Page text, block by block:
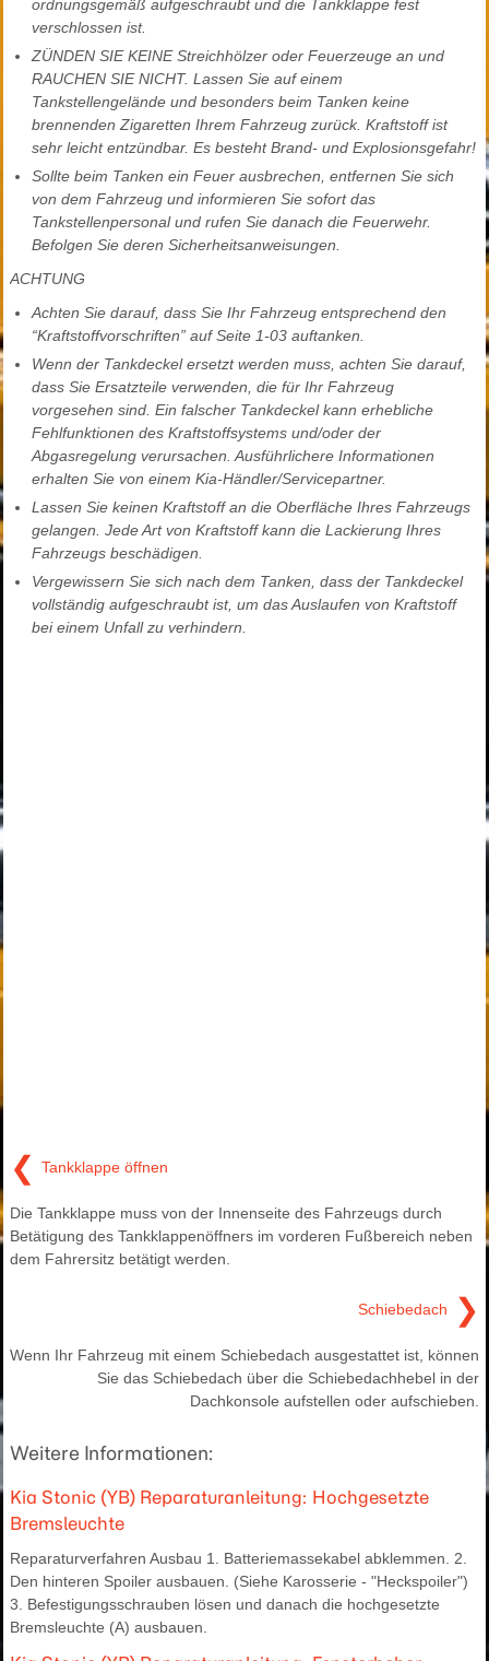
ordnungsgemäß aufgeschraubt und die Tankklappe fest
verschlossen ist.
ZÜNDEN SIE KEINE Streichhölzer oder Feuerzeuge an und
RAUCHEN SIE NICHT. Lassen Sie auf einem
Tankstellengelände und besonders beim Tanken keine
brennenden Zigaretten Ihrem Fahrzeug zurück. Kraftstoff ist
sehr leicht entzündbar. Es besteht Brand- und Explosionsgefahr!
Sollte beim Tanken ein Feuer ausbrechen, entfernen Sie sich
von dem Fahrzeug und informieren Sie sofort das
Tankstellenpersonal und rufen Sie danach die Feuerwehr.
Befolgen Sie deren Sicherheitsanweisungen.
ACHTUNG
Achten Sie darauf, dass Sie Ihr Fahrzeug entsprechend den
“Kraftstoffvorschriften” auf Seite 1-03 auftanken.
Wenn der Tankdeckel ersetzt werden muss, achten Sie darauf,
dass Sie Ersatzteile verwenden, die für Ihr Fahrzeug
vorgesehen sind. Ein falscher Tankdeckel kann erhebliche
Fehlfunktionen des Kraftstoffsystems und/oder der
Abgasregelung verursachen. Ausführlichere Informationen
erhalten Sie von einem Kia-Händler/Servicepartner.
Lassen Sie keinen Kraftstoff an die Oberfläche Ihres Fahrzeugs
gelangen. Jede Art von Kraftstoff kann die Lackierung Ihres
Fahrzeugs beschädigen.
Vergewissern Sie sich nach dem Tanken, dass der Tankdeckel
vollständig aufgeschraubt ist, um das Auslaufen von Kraftstoff
bei einem Unfall zu verhindern.
❮ Tankklappe öffnen
Die Tankklappe muss von der Innenseite des Fahrzeugs durch
Betätigung des Tankklappenöffners im vorderen Fußbereich neben
dem Fahrersitz betätigt werden.
Schiebedach ❯
Wenn Ihr Fahrzeug mit einem Schiebedach ausgestattet ist, können
Sie das Schiebedach über die Schiebedachhebel in der
Dachkonsole aufstellen oder aufschieben.
Weitere Informationen:
Kia Stonic (YB) Reparaturanleitung: Hochgesetzte
Bremsleuchte
Reparaturverfahren Ausbau 1. Batteriemassekabel abklemmen. 2.
Den hinteren Spoiler ausbauen. (Siehe Karosserie - "Heckspoiler")
3. Befestigungsschrauben lösen und danach die hochgesetzte
Bremsleuchte (A) ausbauen.